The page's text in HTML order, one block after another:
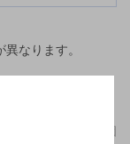
なります。
プレミアム・モル
～10,000円未満,個